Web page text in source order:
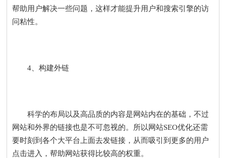
帮助用户解决一些问题，这样才能提升用户和搜索引擎的访
问粘性。
4、构建外链
科学的布局以及高品质的内容是网站内在的基础，不过
网站和外界的链接也是不可忽视的。所以网站SEO优化还需
要时刻到各个大平台上面去发链接，从而吸引到更多的用户
点击进入，帮助网站获得比较高的权重。